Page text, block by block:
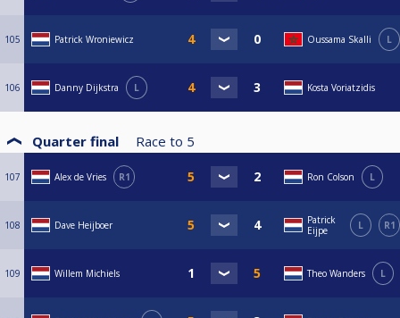
105 Patrick Wroniewicz Oussama Skalli L
106 Danny Dijkstra L Kosta Voriatzidis
Quarter final Race to 5
107 Alex de Vries R1 Ron Colson L
108 Dave Heijboer
Patrick
Eijpe
L R1
109 Willem Michiels Theo Wanders L